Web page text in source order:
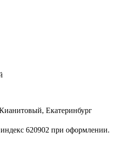
Екатеринбург
620902 при оформлении.